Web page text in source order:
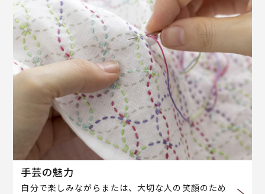
手芸の魅力
自分で楽しみながらまたは、大切な人の笑顔のため